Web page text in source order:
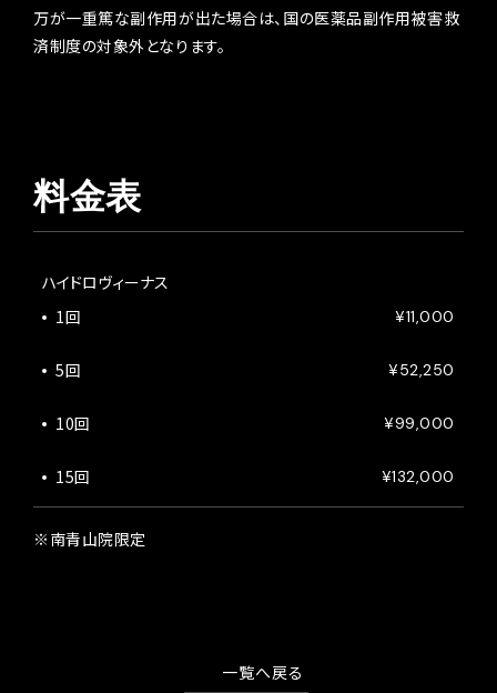
万が一重篤な副作用が出た場合は、国の医薬品副作用被害救
済制度の対象外となります。
料金表
ハイドロヴィーナス
1回
¥11,000
5回 ¥52,250
10回 ¥99,000
15回 ¥132,000
※南青山院限定
一覧へ戻る